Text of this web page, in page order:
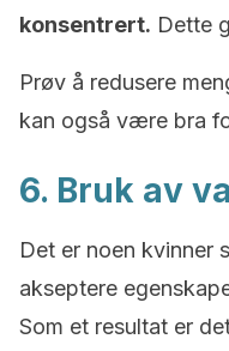
konsentrert. Dette
Prøv å redusere
kan også være bra
6. Bruk av
Det er noen kvinner
akseptere
Som et resultat er